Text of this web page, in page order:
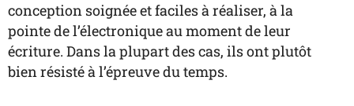
conception soignée et faciles à réaliser, à la
pointe de l’électronique au moment de leur
écriture. Dans la plupart des cas, ils ont plutôt
bien résisté à l’épreuve du temps.